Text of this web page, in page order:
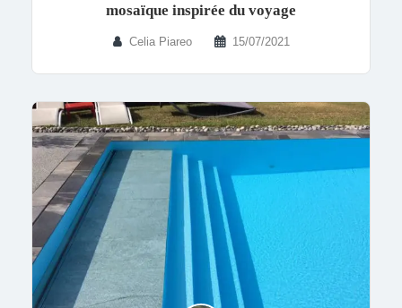
mosaïque inspirée du voyage
Celia Piareo 15/07/2021